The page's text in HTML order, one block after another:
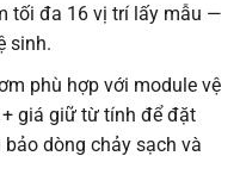
tối đa 16 vị trí lấy mẫu —
sinh.
phù hợp với module vệ
giá giữ từ tính để đặt
dòng chảy sạch và